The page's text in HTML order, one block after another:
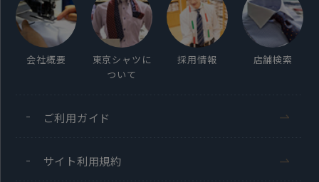
会社概要
東京シャツに
ついて
採用情報 店舗検索
ご利用ガイド
サイト利用規約